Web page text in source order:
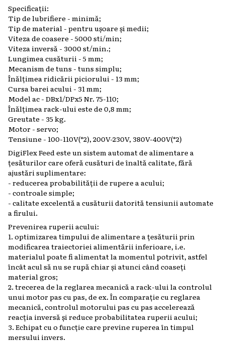
Specificații:
Tip de lubrifiere - minimă;
Tip de material - pentru ușoare și medii;
Viteza de coasere - 5000 sti/min;
Viteza inversă - 3000 st/min.;
Lungimea cusăturii - 5 mm;
Mecanism de tuns - tuns simplu;
Înălțimea ridicării piciorului - 13 mm;
Cursa barei acului - 31 mm;
Model ac - DBx1/DPx5 Nr. 75-110;
Înălțimea rack-ului este de 0,8 mm;
Greutate - 35 kg.
Motor - servo;
Tensiune - 100-110V(*2), 200V-230V, 380V-400V(*2)
DigiFlex Feed este un sistem automat de alimentare a
țesăturilor care oferă cusături de înaltă calitate, fără
ajustări suplimentare:
- reducerea probabilității de rupere a acului;
- controale simple;
- calitate excelentă a cusăturii datorită tensiunii automate
a firului.
Prevenirea ruperii acului:
1. optimizarea timpului de alimentare a țesăturii prin
modificarea traiectoriei alimentării inferioare, i.e.
materialul poate fi alimentat la momentul potrivit, astfel
încât acul să nu se rupă chiar și atunci când coaseți
material gros;
2. trecerea de la reglarea mecanică a rack-ului la controlul
unui motor pas cu pas, de ex. În comparație cu reglarea
mecanică, controlul motorului pas cu pas accelerează
reacția inversă și reduce probabilitatea ruperii acului;
3. Echipat cu o funcție care previne ruperea în timpul
mersului invers.